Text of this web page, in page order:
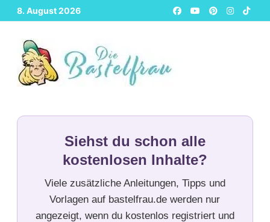
Zurück
zum
Inhalt
8. August 2026
Siehst du schon alle
kostenlosen Inhalte?
Viele zusätzliche Anleitungen, Tipps und
Vorlagen auf bastelfrau.de werden nur
angezeigt, wenn du kostenlos registriert und